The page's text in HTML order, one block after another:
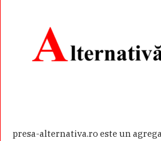
presa-alternativa.ro este un